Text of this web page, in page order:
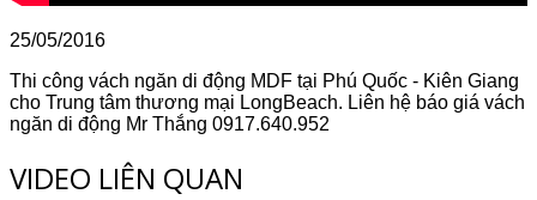
25/05/2016
Thi công vách ngăn di động MDF tại Phú Quốc - Kiên Giang
cho Trung tâm thương mại LongBeach. Liên hệ báo giá vách
ngăn di động Mr Thắng 0917.640.952
VIDEO LIÊN QUAN